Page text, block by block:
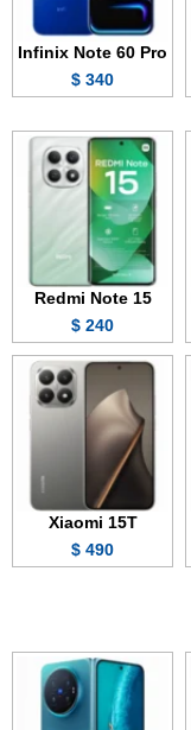
Infinix Note 60 Pro
340 $
Redmi Note 15
240 $
Xiaomi 15T
490 $